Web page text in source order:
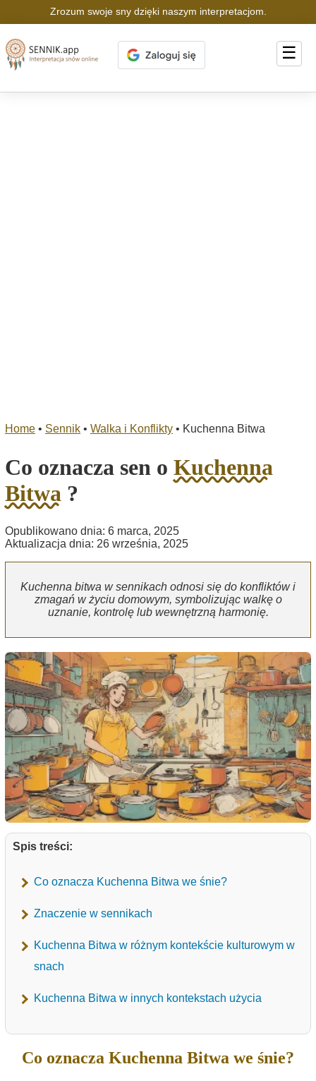
Zrozum swoje sny dzięki naszym interpretacjom.
☰
Home • Sennik • Walka i Konflikty • Kuchenna Bitwa
Co oznacza sen o Kuchenna
Bitwa ?
Opublikowano dnia: 6 marca, 2025
Aktualizacja dnia: 26 września, 2025
Kuchenna bitwa w sennikach odnosi się do konfliktów i
zmagań w życiu domowym, symbolizując walkę o
uznanie, kontrolę lub wewnętrzną harmonię.
Spis treści:
Co oznacza Kuchenna Bitwa we śnie?
Znaczenie w sennikach
Kuchenna Bitwa w różnym kontekście kulturowym w
snach
Kuchenna Bitwa w innych kontekstach użycia
Co oznacza Kuchenna Bitwa we śnie?